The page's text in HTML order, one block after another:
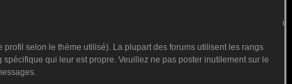
selon le thème utilisé). La plupart des forums utilisent les rangs
qui leur est propre. Veuillez ne pas poster inutilement sur le